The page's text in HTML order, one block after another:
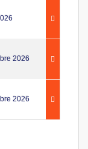
2026
2026